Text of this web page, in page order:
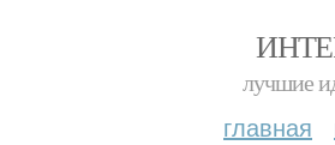
лучшие
главная